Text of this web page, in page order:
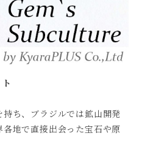
ち、ブラジルでは鉱山開発
地で直接出会った宝石や原